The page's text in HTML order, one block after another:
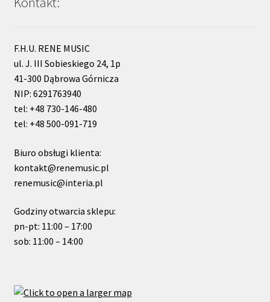
F.H.U. RENE MUSIC
ul. J. III Sobieskiego 24, 1p
41-300 Dąbrowa Górnicza
NIP: 6291763940
tel: +48 730-146-480
tel: +48 500-091-719
Biuro obsługi klienta:
kontakt@renemusic.pl
renemusic@interia.pl
Godziny otwarcia sklepu:
pn-pt: 11:00 – 17:00
sob: 11:00 – 14:00